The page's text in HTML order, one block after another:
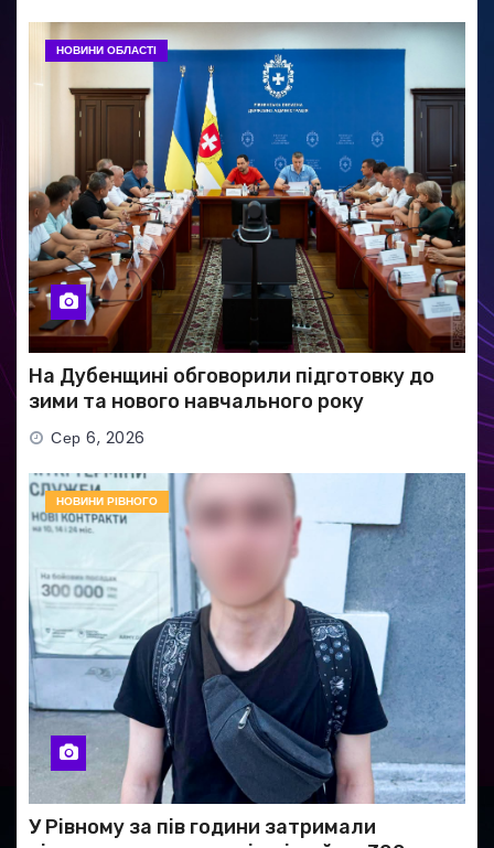
НОВИНИ ОБЛАСТІ
На Дубенщині обговорили підготовку до
зими та нового навчального року
Сер 6, 2026
НОВИНИ РІВНОГО
У Рівному за пів години затримали